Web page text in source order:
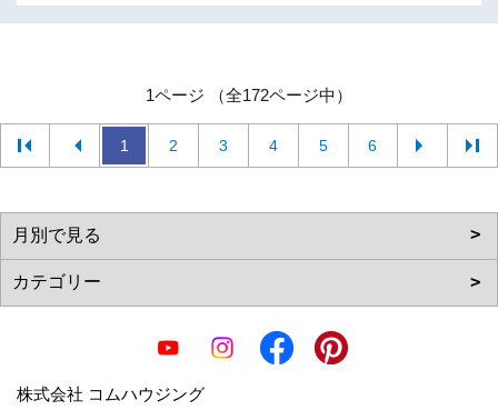
1ページ （全172ページ中）
1 2 3 4 5 6
株式会社 コムハウジング